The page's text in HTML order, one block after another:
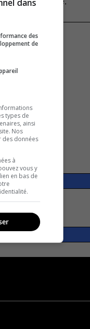
des
de
types de
ainsi
Nos
des données
à
vous y
en bas de